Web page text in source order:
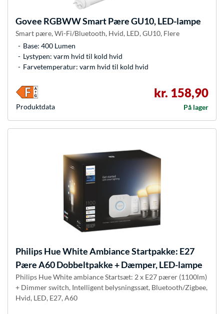
Govee RGBWW Smart Pære GU10, LED-lampe
Smart pære, Wi-Fi/Bluetooth, Hvid, LED, GU10, Flere
Base: 400 Lumen
Lystypen: varm hvid til kold hvid
Farvetemperatur: varm hvid til kold hvid
kr. 158,90
På lager
Produkt­data
Philips HueWhite Ambiance Startpakke: E27
Pære A60 Dobbeltpakke + Dæmper, LED-lampe
Philips Hue White ambiance Startsæt: 2 x E27 pærer (1100lm)
+ Dimmer switch, Intelligent belysningssæt, Bluetooth/Zigbee,
Hvid, LED, E27, A60